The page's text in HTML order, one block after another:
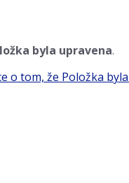
byla upravena.